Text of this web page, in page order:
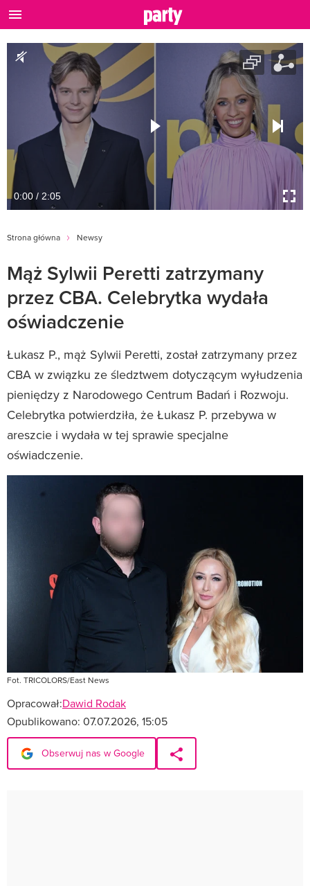
0:00 / 2:05
Strona główna Newsy
Mąż Sylwii Peretti zatrzymany
przez CBA. Celebrytka wydała
oświadczenie
Łukasz P., mąż Sylwii Peretti, został zatrzymany przez
CBA w związku ze śledztwem dotyczącym wyłudzenia
pieniędzy z Narodowego Centrum Badań i Rozwoju.
Celebrytka potwierdziła, że Łukasz P. przebywa w
areszcie i wydała w tej sprawie specjalne
oświadczenie.
Fot. TRICOLORS/East News
Opracował:Dawid Rodak
Opublikowano: 07.07.2026, 15:05
Obserwuj nas w Google